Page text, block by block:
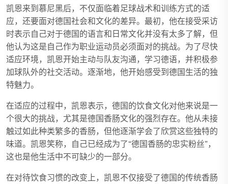
凯恩来到慕尼黑后，不仅面临着足球战术和训练方式的适
应，还要面对德国社会和文化的差异。最初，他在接受采访
时表示自己对于德国的语言和日常文化并没有太多了解，但
他认为这是自己作为职业运动员必须面对的挑战。为了尽快
适应环境，凯恩开始主动与队友沟通，学习德语，并积极参
加球队外的社交活动。逐渐地，他开始感受到德国生活的独
特魅力。
在适应的过程中，凯恩表示，德国的饮食文化对他来说是一
个很大的挑战，尤其是德国香肠文化的强烈存在。他从未接
触过如此种类繁多的香肠，但他逐渐学会了欣赏这些独特的
味道。凯恩笑称，自己已经成为了“德国香肠的忠实粉丝”，
这也是他生活中不可缺少的一部分。
在对待饮食习惯的改变上，凯恩不仅接受了德国的传统香肠